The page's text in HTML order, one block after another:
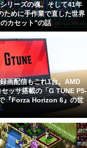
リーズの魂。そして41年
ために手作業で直した世界
カセット”の話
画配信もこれ1台。AMD
ッサ搭載の「G TUNE P5-
『Forza Horizon 6』の世